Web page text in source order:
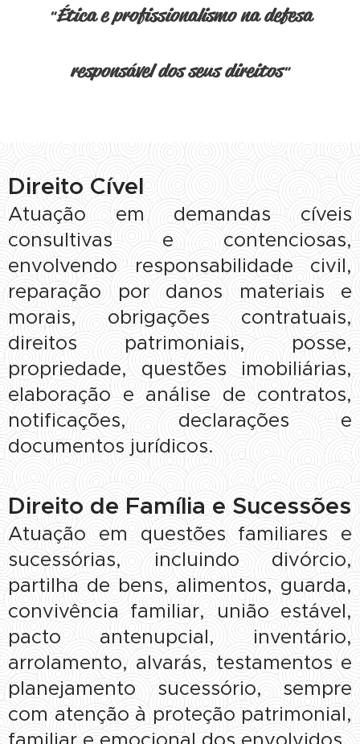
"Ética e profissionalismo na defesa
responsável dos seus direitos"
Direito Cível
Atuação em demandas cíveis
consultivas e contenciosas,
envolvendo responsabilidade civil,
reparação por danos materiais e
morais, obrigações contratuais,
direitos patrimoniais, posse,
propriedade, questões imobiliárias,
elaboração e análise de contratos,
notificações, declarações e
documentos jurídicos.
Direito de Família e Sucessões
Atuação em questões familiares e
sucessórias, incluindo divórcio,
partilha de bens, alimentos, guarda,
convivência familiar, união estável,
pacto antenupcial, inventário,
arrolamento, alvarás, testamentos e
planejamento sucessório, sempre
com atenção à proteção patrimonial,